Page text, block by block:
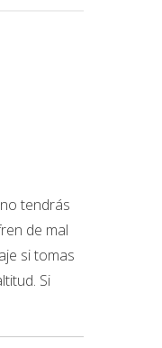
tendrás
de mal
si tomas
Si